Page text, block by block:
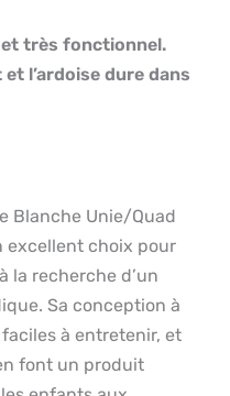
très fonctionnel.
l’ardoise dure dans
Blanche Unie/Quad
excellent choix pour
la recherche d’un
Sa conception à
à entretenir, et
font un produit